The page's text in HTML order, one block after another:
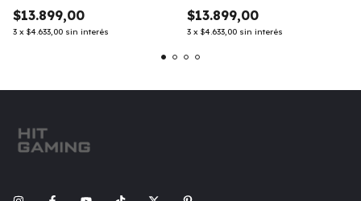
$13.899,00
3 x $4.633,00 sin interés
$13.899,00
3 x $4.633,00 sin interés